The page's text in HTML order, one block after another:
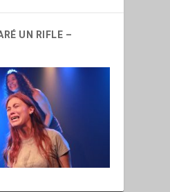
UN RIFLE –